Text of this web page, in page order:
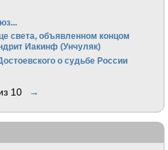
света, объявленном концом
Иакинф (Унчуляк)
о судьбе России
10 →